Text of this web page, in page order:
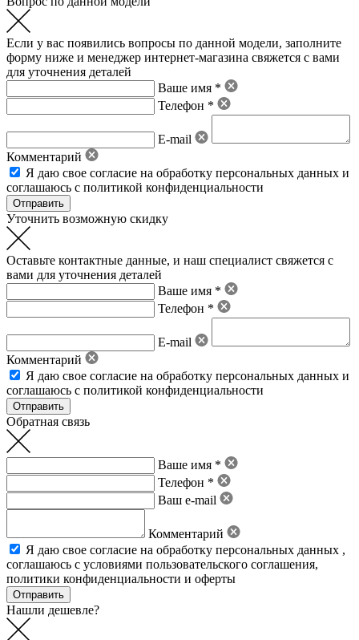
Если у вас появились вопросы по данной модели, заполните
форму ниже и менеджер интернет-магазина свяжется с вами
для уточнения деталей
Ваше имя *
Телефон *
E-mail
Комментарий
Я даю свое согласие на обработку персональных данных и
соглашаюсь с политикой конфиденциальности
Уточнить возможную скидку
Оставьте контактные данные, и наш специалист свяжется с
вами для уточнения деталей
Ваше имя *
Телефон *
E-mail
Комментарий
Я даю свое согласие на обработку персональных данных и
соглашаюсь с политикой конфиденциальности
Обратная связь
Ваше имя *
Телефон *
Ваш e-mail
Комментарий
Я даю свое согласие на обработку персональных данных ,
соглашаюсь с условиями пользовательского соглашения,
политики конфиденциальности и оферты
Нашли дешевле?